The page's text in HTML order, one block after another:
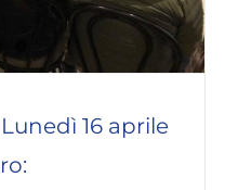
Lunedì 16 aprile